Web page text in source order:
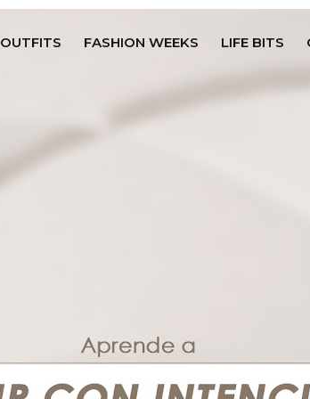
OUTFITS FASHION WEEKS LIFE BITS